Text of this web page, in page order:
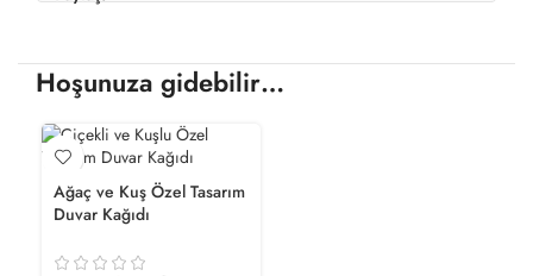
Hoşunuza gidebilir…
Ağaç ve Kuş Özel Tasarım
Duvar Kağıdı